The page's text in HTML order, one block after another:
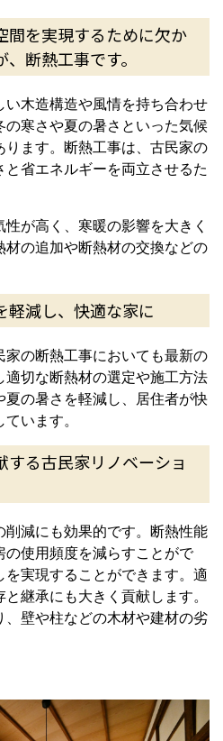
間を実現するために欠か
断熱工事です。
い木造構造や風情を持ち合わせ
寒さや夏の暑さといった気候
ます。断熱工事は、古民家の
と省エネルギーを両立させるた
が高く、寒暖の影響を大きく
材の追加や断熱材の交換などの
軽減し、快適な家に
の断熱工事においても最新の
切な断熱材の選定や施工方法
の暑さを軽減し、居住者が快
います。
る古民家リノベーショ
削減にも効果的です。断熱性能
使用頻度を減らすことがで
を実現することができます。適
継承にも大きく貢献します。
壁や柱などの木材や建材の劣